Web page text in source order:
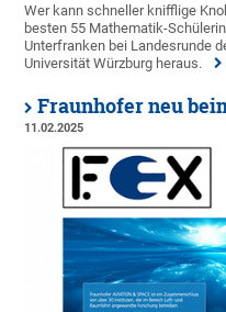
Wer kann schneller knifflige
besten 55 Mathematik-
Unterfranken bei Landesrunde
Universität Würzburg heraus.
Fraunhofer neu
11.02.2025